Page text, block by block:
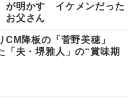
が明かす イケメンだった
お父さん
CM降板の「菅野美穂」
「夫・堺雅人」の“賞味期